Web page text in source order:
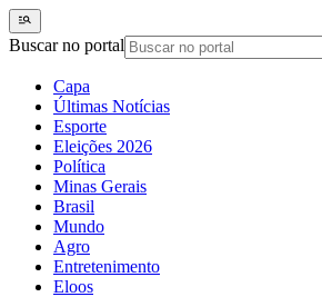
Buscar no portal
Capa
Últimas Notícias
Esporte
Eleições 2026
Política
Minas Gerais
Brasil
Mundo
Agro
Entretenimento
Eloos